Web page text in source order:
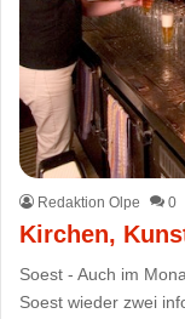
Redaktion Olpe 0
Kirchen,
Soest - Auch im
Soest wieder zwei